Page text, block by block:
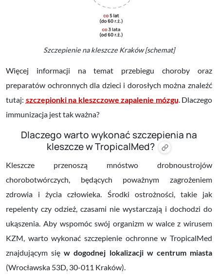
Szczepienie na kleszcze Kraków [schemat]
Więcej informacji na temat przebiegu choroby oraz
preparatów ochronnych dla dzieci i dorosłych można znaleźć
tutaj: szczepionki na kleszczowe zapalenie mózgu. Dlaczego
immunizacja jest tak ważna?
Dlaczego warto wykonać szczepienia na
kleszcze w TropicalMed?
Kleszcze przenoszą mnóstwo drobnoustrojów
chorobotwórczych, będących poważnym zagrożeniem
zdrowia i życia człowieka. Środki ostrożności, takie jak
repelenty czy odzież, czasami nie wystarczają i dochodzi do
ukąszenia. Aby wspomóc swój organizm w walce z wirusem
KZM, warto wykonać szczepienie ochronne w TropicalMed
znajdującym sięw dogodnej lokalizacji w centrum miasta
(Wrocławska 53D, 30-011 Kraków).